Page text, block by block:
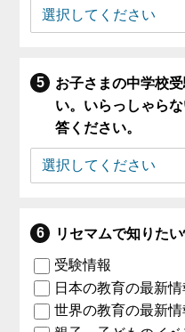
お子さまの中学校
い。いらっしゃら
答ください。
リセマムで知りた
受験情報
日本の教育の最新情
世界の教育の最新情